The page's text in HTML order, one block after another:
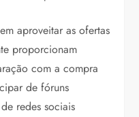
aproveitar as ofertas
proporcionam
com a compra
de fóruns
redes sociais